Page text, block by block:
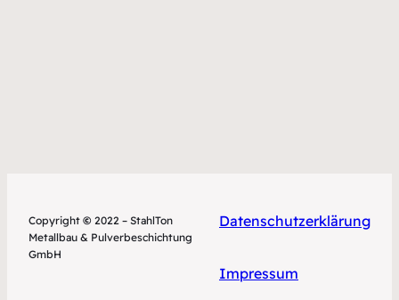
Copyright © 2022 – StahlTon
Metallbau & Pulverbeschichtung
GmbH
Datenschutzerklärung
Impressum